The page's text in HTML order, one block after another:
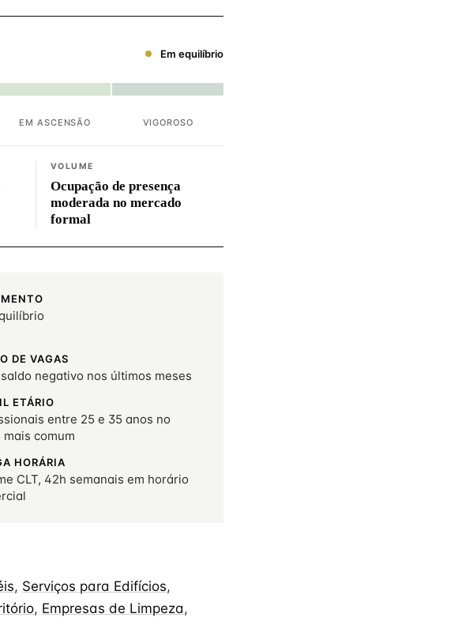
Em equilíbrio
EM ASCENSÃO VIGOROSO
VOLUME
Ocupação de presença
moderada no mercado
formal
DE VAGAS
negativo nos últimos meses
ETÁRIO
entre 25 e 35 anos no
comum
HORÁRIA
CLT, 42h semanais em horário
, Serviços para Edifícios,
, Empresas de Limpeza,